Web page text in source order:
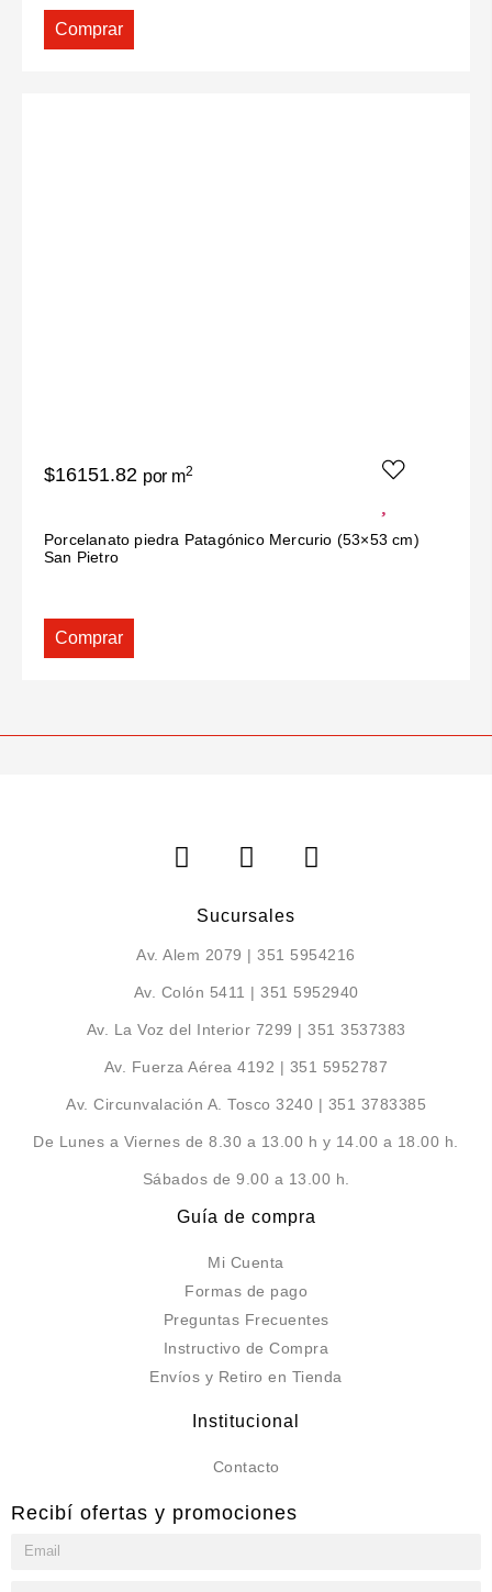
Comprar
$16151.82 por m2
Porcelanato piedra Patagónico Mercurio (53×53 cm)
San Pietro
Comprar
Sucursales
Av. Alem 2079 | 351 5954216
Av. Colón 5411 | 351 5952940
Av. La Voz del Interior 7299 | 351 3537383
Av. Fuerza Aérea 4192 | 351 5952787
Av. Circunvalación A. Tosco 3240 | 351 3783385
De Lunes a Viernes de 8.30 a 13.00 h y 14.00 a 18.00 h.
Sábados de 9.00 a 13.00 h.
Guía de compra
Mi Cuenta
Formas de pago
Preguntas Frecuentes
Instructivo de Compra
Envíos y Retiro en Tienda
Institucional
Contacto
Recibí ofertas y promociones